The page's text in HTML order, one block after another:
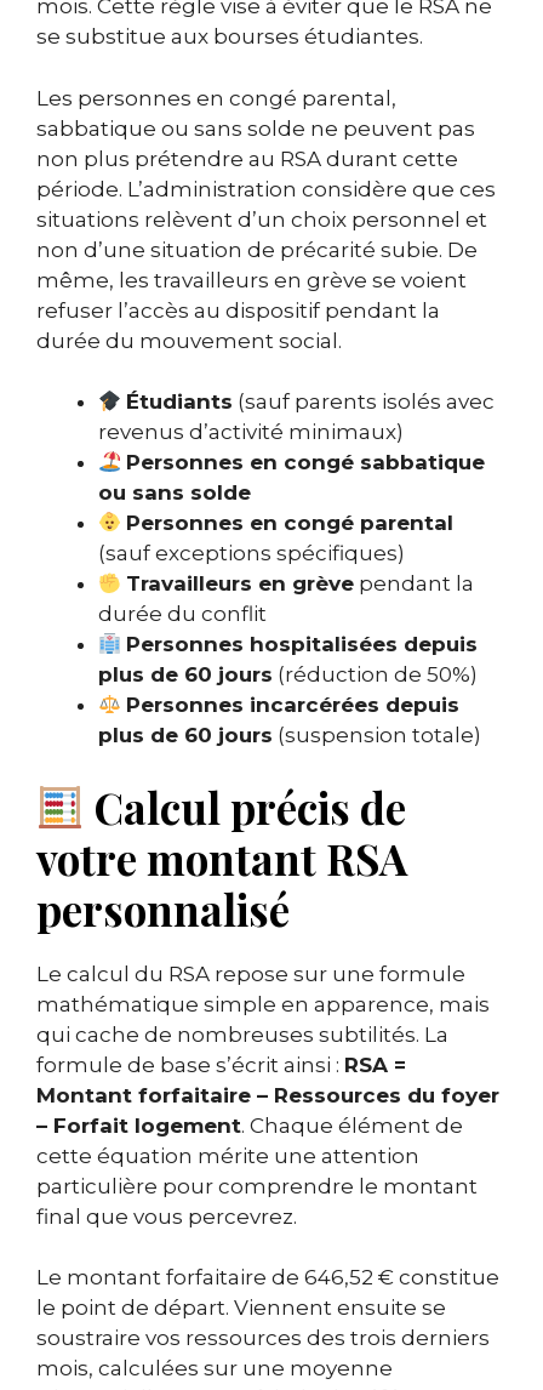
mois. Cette règle vise à éviter que le RSA ne
se substitue aux bourses étudiantes.
Les personnes en congé parental,
sabbatique ou sans solde ne peuvent pas
non plus prétendre au RSA durant cette
période. L’administration considère que ces
situations relèvent d’un choix personnel et
non d’une situation de précarité subie. De
même, les travailleurs en grève se voient
refuser l’accès au dispositif pendant la
durée du mouvement social.
Étudiants (sauf parents isolés avec
revenus d’activité minimaux)
Personnes en congé sabbatique
ou sans solde
Personnes en congé parental
(sauf exceptions spécifiques)
Travailleurs en grève pendant la
durée du conflit
Personnes hospitalisées depuis
plus de 60 jours (réduction de 50%)
Personnes incarcérées depuis
plus de 60 jours (suspension totale)
Calcul précis de
votre montant RSA
personnalisé
Le calcul du RSA repose sur une formule
mathématique simple en apparence, mais
qui cache de nombreuses subtilités. La
formule de base s’écrit ainsi : RSA =
Montant forfaitaire – Ressources du foyer
– Forfait logement. Chaque élément de
cette équation mérite une attention
particulière pour comprendre le montant
final que vous percevrez.
Le montant forfaitaire de 646,52 € constitue
le point de départ. Viennent ensuite se
soustraire vos ressources des trois derniers
mois, calculées sur une moyenne